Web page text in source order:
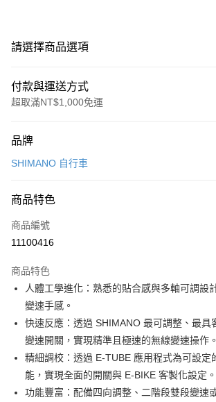
請選擇商品選項
付款與運送方式
超取滿NT$1,000免運
信用卡一次付款
3 期 0 利率 每期
合作金庫商業銀行
上海商業儲蓄銀行
臺灣中小企業銀行
匯豐（台灣）商業銀行
華泰商業銀行
聯邦商業銀行
元大商業銀行
永豐商業銀
玉山商業銀行
星展（台灣
台灣樂天信用卡公司
合作金庫商業銀行
上海商業儲蓄銀行
國泰世華商業銀行
兆豐國際商
匯豐（台灣）商業銀行
聯邦商業銀行
遠東國際商
元大商業銀行
永豐商業銀行
玉山商業銀行
星展（台灣
台新國際商業銀行
中國信託商業
LINE Pay
Apple Pay
悠遊付
Google Pay
全盈+PAY
ATM付款
品牌
SHIMANO 自行車
商品特色
商品編號
11100416
商品特色
人體工學進化：熟悉的貼合感與多軸可調設
變速手感。
快速反應：透過 SHIMANO 最可調整、最具
變速開關，實現精準且極速的無線變速操作。
精細調校：透過 E-TUBE 應用程式為可設定
能，實現全面的開關與 E-BIKE 客製化設定。
功能豐富：配備四向調整、二階段雙段變速